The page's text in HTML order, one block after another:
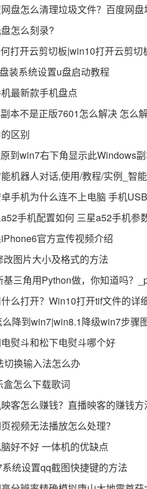
盘怎么清理垃圾文件？百度网
怎么刻录?
打开云剪切板|win10打开云剪切
装系统设置u盘启动教程
最新款手机盘点
本不是正版7601怎么解决 怎么
区别
到win7右下角显示此Windows
机器人对话,使用/教程/实例_智
卓手机为什么连不上电脑 手机
手机配置如何 三星a52手机参
官方宣传视频介绍
改图片大小及格式的方法
基三角用Python做，你知道吗？
么打开？Win10打开tif文件的详
降到win7|win8.1降级win7步骤
熨斗和松下电熨斗哪个好
换输入法怎么办
怎么下载歌词
映客怎么赚钱？直播映客的赚钱方
视频无法播放怎么处理？
好不好 一体机的优缺点
统设置qq截图快捷键的方法